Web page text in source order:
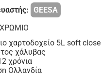
GEESA
ΧΡΩΜΙΟ
χαρτοδοχείο 5L soft close
χάλυβας
χρόνια
Ολλανδία